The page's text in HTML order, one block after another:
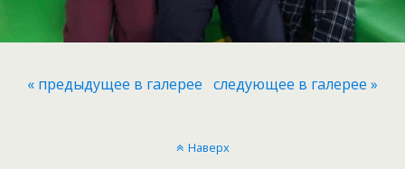
« предыдущее в галерее следующее в галерее »
Наверх